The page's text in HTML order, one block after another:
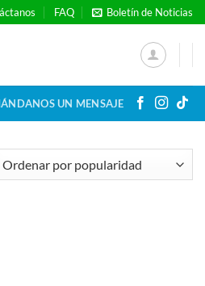
FAQ Boletín de Noticias
UN MENSAJE